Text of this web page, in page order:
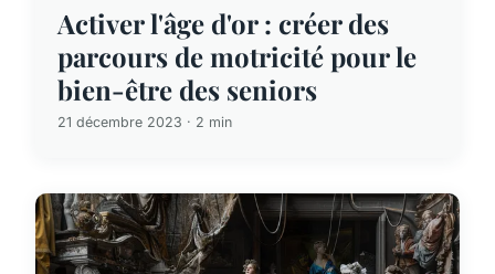
Activer l'âge d'or : créer des
parcours de motricité pour le
bien-être des seniors
21 décembre 2023 · 2 min